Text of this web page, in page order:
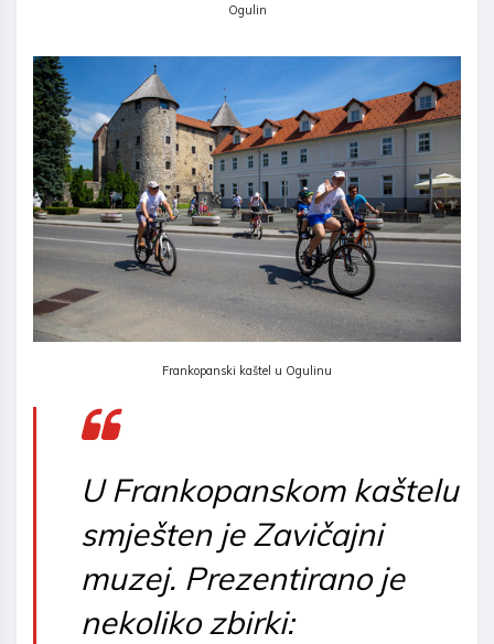
Ogulin
Frankopanski kaštel u Ogulinu
U Frankopanskom kaštelu
smješten je Zavičajni
muzej. Prezentirano je
nekoliko zbirki: